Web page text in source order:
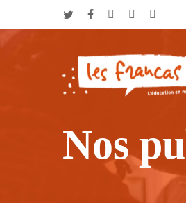
main
Appuyez sur Entrée pour
Nos
Panneau de gestion des cookies